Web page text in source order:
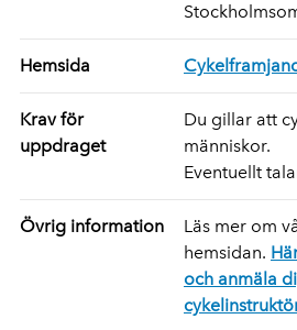
Hemsida
Krav för
uppdraget
Du gillar att
människor.
Eventuellt
Övrig information
Läs mer om
hemsidan.
och anmäla